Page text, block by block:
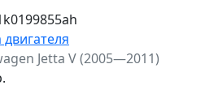
Jetta V (2005—2011)